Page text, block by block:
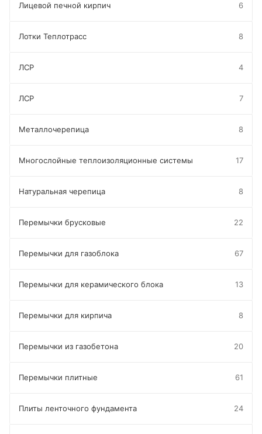
Лицевой печной кирпич 6
Лотки Теплотрасс 8
ЛСР 4
ЛСР 7
Металлочерепица 8
Многослойные теплоизоляционные системы 17
Натуральная черепица 8
Перемычки брусковые 22
Перемычки для газоблока 67
Перемычки для керамического блока 13
Перемычки для кирпича 8
Перемычки из газобетона 20
Перемычки плитные 61
Плиты ленточного фундамента 24